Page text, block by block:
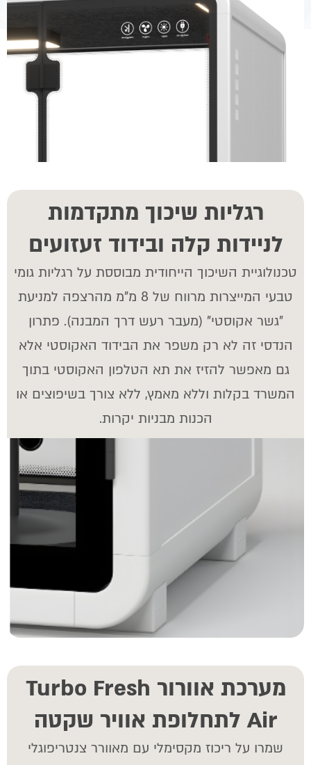
רגליות שיכוך מתקדמות
לניידות קלה ובידוד זעזועים
טכנולוגיית השיכוך הייחודית מבוססת על רגליות גומי
טבעי המייצרות מרווח של 8 מ"מ מהרצפה למניעת
"גשר אקוסטי" (מעבר רעש דרך המבנה). פתרון
הנדסי זה לא רק משפר את הבידוד האקוסטי אלא
גם מאפשר להזיז את תא הטלפון האקוסטי בתוך
המשרד בקלות וללא מאמץ, ללא צורך בשיפוצים או
הכנות מבניות יקרות.
מערכת אוורור Turbo Fresh
Air לתחלופת אוויר שקטה
שמרו על ריכוז מקסימלי עם מאוורר צנטריפוגלי